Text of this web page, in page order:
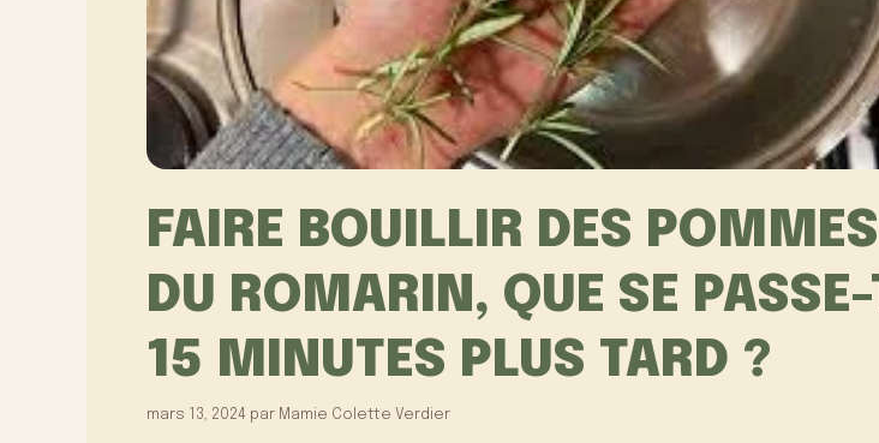
FAIRE BOUILLIR DES
DU ROMARIN, QUE SE
15 MINUTES PLUS TARD ?
mars 13, 2024 par Mamie Colette Verdier